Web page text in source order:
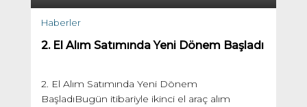
Haberler
2. El Alım Satımında Yeni Dönem Başladı
2. El Alım Satımında Yeni Dönem
BaşladıBugün itibariyle ikinci el araç alım